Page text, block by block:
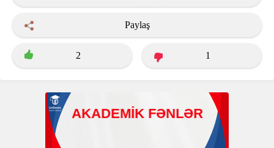
Paylaş
2 1